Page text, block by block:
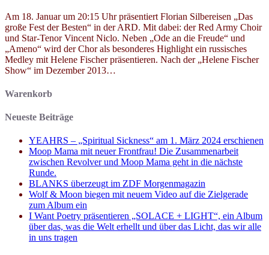
Am 18. Januar um 20:15 Uhr präsentiert Florian Silbereisen „Das
große Fest der Besten“ in der ARD. Mit dabei: der Red Army Choir
und Star-Tenor Vincent Niclo. Neben „Ode an die Freude“ und
„Ameno“ wird der Chor als besonderes Highlight ein russisches
Medley mit Helene Fischer präsentieren. Nach der „Helene Fischer
Show“ im Dezember 2013…
Warenkorb
Neueste Beiträge
YEAHRS – „Spiritual Sickness“ am 1. März 2024 erschienen
Moop Mama mit neuer Frontfrau! Die Zusammenarbeit
zwischen Revolver und Moop Mama geht in die nächste
Runde.
BLANKS überzeugt im ZDF Morgenmagazin
Wolf & Moon biegen mit neuem Video auf die Zielgerade
zum Album ein
I Want Poetry präsentieren „SOLACE + LIGHT“, ein Album
über das, was die Welt erhellt und über das Licht, das wir alle
in uns tragen